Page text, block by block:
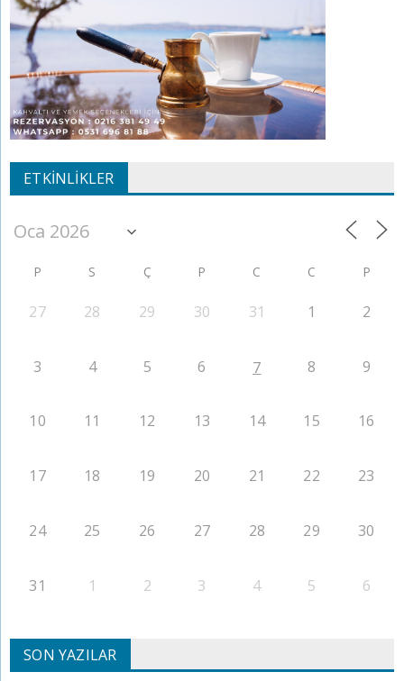
ETKINLIKLER
P S Ç P C C P
27 28 29 30 31 1 2
3 4 5 6 7 8 9
10 11 12 13 14 15 16
17 18 19 20 21 22 23
24 25 26 27 28 29 30
31 1 2 3 4 5 6
SON YAZILAR